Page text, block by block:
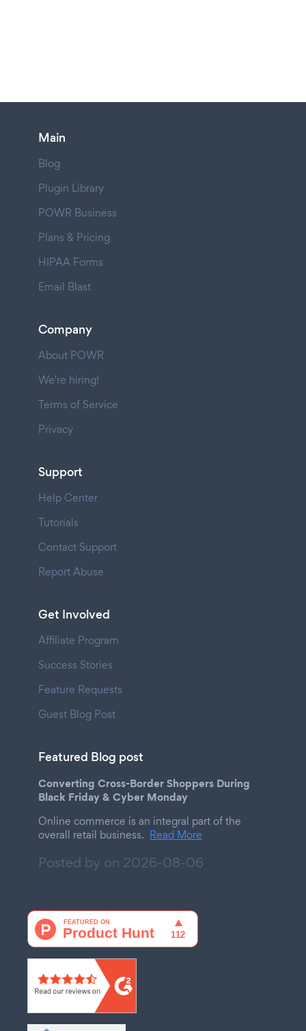
Main
Blog
Plugin Library
POWR Business
Plans & Pricing
HIPAA Forms
Email Blast
Company
About POWR
We're hiring!
Terms of Service
Privacy
Support
Help Center
Tutorials
Contact Support
Report Abuse
Get Involved
Affiliate Program
Success Stories
Feature Requests
Guest Blog Post
Featured Blog post
Converting Cross-Border Shoppers During
Black Friday & Cyber Monday
Online commerce is an integral part of the
overall retail business. Read More
Posted by on 2026-08-06